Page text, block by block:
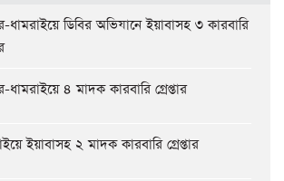
ধামরাইয়ে ডিবির অভিযানে ইয়াবাসহ ৩ কারবারি
ধামরাইয়ে ৪ মাদক কারবারি গ্রেপ্তার
ইয়াবাসহ ২ মাদক কারবারি গ্রেপ্তার